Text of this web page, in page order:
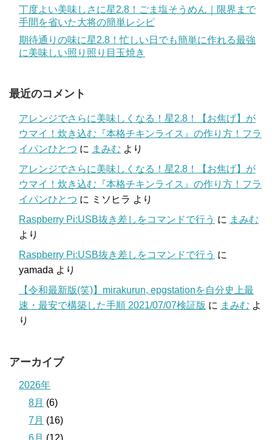
丁度よい美味しさに星2.8！ごま塩そうめん｜限界まで
手間を省いた大将の簡単レシピ
期待通りの味に星2.8！忙しい日でも簡単に作れる最強
に美味しい照り照り目玉焼き
最近のコメント
アレンジでさらに美味しくなる！星2.8！【お焦げ】が
ウマイ！炊き込む『本格チキンライス』の作り方！フラ
イパンひとつ に まみむ より
アレンジでさらに美味しくなる！星2.8！【お焦げ】が
ウマイ！炊き込む『本格チキンライス』の作り方！フラ
イパンひとつ に ミソヒラ より
Raspberry Pi:USB抜き差しをコマンドで行う に まみむ
より
Raspberry Pi:USB抜き差しをコマンドで行う に
yamada より
【令和最新版(笑)】mirakurun, epgstationを自分史上最
速・最安で構築した手順 2021/07/07検証版 に まみむ よ
り
アーカイブ
2026年
8月 (6)
7月 (16)
6月 (12)